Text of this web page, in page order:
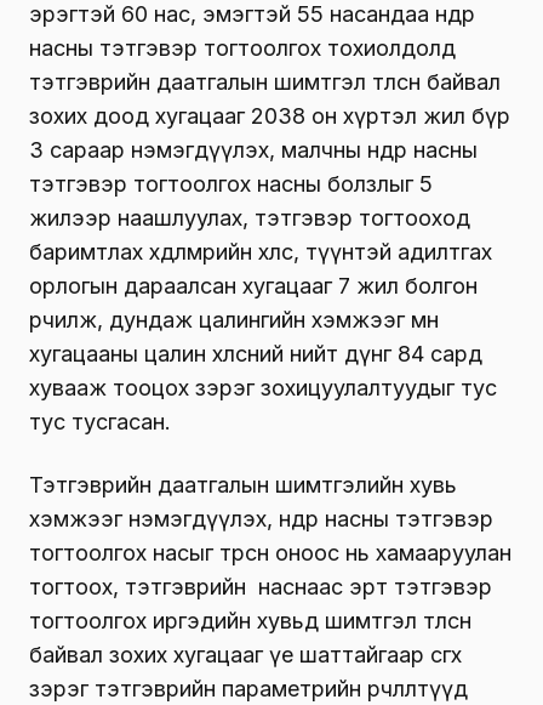
эрэгтэй 60 нас, эмэгтэй 55 насандаа өндөр
насны тэтгэвэр тогтоолгох тохиолдолд
тэтгэврийн даатгалын шимтгэл төлсөн байвал
зохих доод хугацааг 2038 он хүртэл жил бүр
3 сараар нэмэгдүүлэх, малчны өндөр насны
тэтгэвэр тогтоолгох насны болзлыг 5
жилээр наашлуулах, тэтгэвэр тогтооход
баримтлах хөдөлмөрийн хөлс, түүнтэй адилтгах
орлогын дараалсан хугацааг 7 жил болгон
өөрчилж, дундаж цалингийн хэмжээг мөн
хугацааны цалин хөлсний нийт дүнг 84 сард
хувааж тооцох зэрэг зохицуулалтуудыг тус
тус тусгасан.
Тэтгэврийн даатгалын шимтгэлийн хувь
хэмжээг нэмэгдүүлэх, өндөр насны тэтгэвэр
тогтоолгох насыг төрсөн оноос нь хамааруулан
тогтоох, тэтгэврийн наснаас эрт тэтгэвэр
тогтоолгох иргэдийн хувьд шимтгэл төлсөн
байвал зохих хугацааг үе шаттайгаар өсгөх
зэрэг тэтгэврийн параметрийн өөрчлөлтүүд